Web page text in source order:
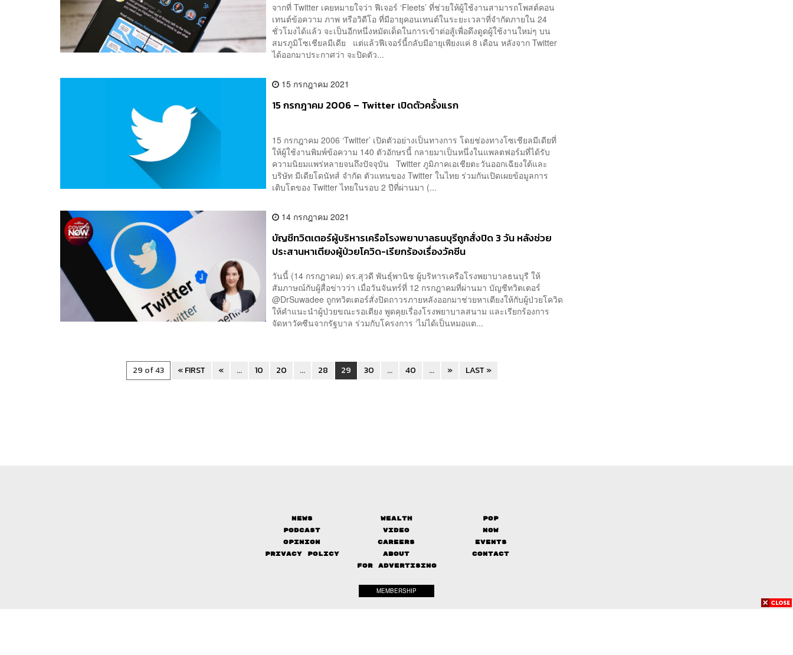
จากที่ Twitter เคยหมายใจว่า ฟีเจอร์ ‘Fleets’ ที่ช่วยให้ผู้ใช้งานสามารถโพสต์คอน
เทนต์ข้อความ ภาพ หรือวิดีโอ ที่มีอายุคอนเทนต์ในระยะเวลาที่จำกัดภายใน 24
ชั่วโมงได้แล้ว จะเป็นอีกหนึ่งหมัดเด็ดในการเข้าต่อสู้เพื่อดึงดูดผู้ใช้งานใหม่ๆ บน
สมรภูมิโซเชียลมีเดีย แต่แล้วฟีเจอร์นี้กลับมีอายุเพียงแค่ 8 เดือน หลังจาก Twitter
ได้ออกมาประกาศว่า จะปิดตัว...
15 กรกฎาคม 2021
15 กรกฎาคม 2006 – Twitter เปิดตัวครั้งแรก
15 กรกฎาคม 2006 ‘Twitter’ เปิดตัวอย่างเป็นทางการ โดยช่องทางโซเชียลมีเดียที่
ให้ผู้ใช้งานพิมพ์ข้อความ 140 ตัวอักษรนี้ กลายมาเป็นหนึ่งในแพลตฟอร์มที่ได้รับ
ความนิยมแพร่หลายจนถึงปัจจุบัน Twitter ภูมิภาคเอเชียตะวันออกเฉียงใต้และ
บริษัท มีเดียโดนัทส์ จำกัด ตัวแทนของ Twitter ในไทย ร่วมกันเปิดเผยข้อมูลการ
เติบโตของ Twitter ไทยในรอบ 2 ปีที่ผ่านมา (...
14 กรกฎาคม 2021
บัญชีทวิตเตอร์ผู้บริหารเครือโรงพยาบาลธนบุรีถูกสั่งปิด 3 วัน หลังช่วย
ประสานหาเตียงผู้ป่วยโควิด-เรียกร้องเรื่องวัคซีน
วันนี้ (14 กรกฎาคม) ดร.สุวดี พันธุ์พานิช ผู้บริหารเครือโรงพยาบาลธนบุรี ให้
สัมภาษณ์กับผู้สื่อข่าวว่า เมื่อวันจันทร์ที่ 12 กรกฎาคมที่ผ่านมา บัญชีทวิตเตอร์
@DrSuwadee ถูกทวิตเตอร์สั่งปิดถาวรภายหลังออกมาช่วยหาเตียงให้กับผู้ป่วยโควิด
ให้คำแนะนำผู้ป่วยขณะรอเตียง พูดคุยเรื่องโรงพยาบาลสนาม และเรียกร้องการ
จัดหาวัคซีนจากรัฐบาล ร่วมกับโครงการ ‘ไม่ได้เป็นหมอแต...
29 of 43 « FIRST « ... 10 20 ... 28 29 30 ... 40 ... » LAST »
News Wealth
Pop
Podcast
Video
Now
Opinion
Careers
Events
Privacy Policy
About
Contact
FOR ADVERTISING
MEMBERSHIP